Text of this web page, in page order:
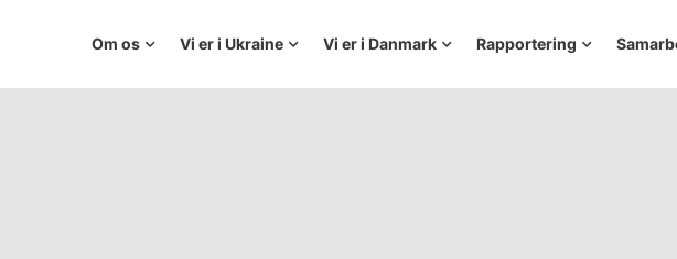
Om os Vi er i Ukraine Vi er i Danmark Rapportering